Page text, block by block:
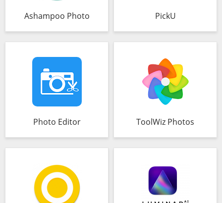
Ashampoo Photo PickU
Photo Editor ToolWiz Photos